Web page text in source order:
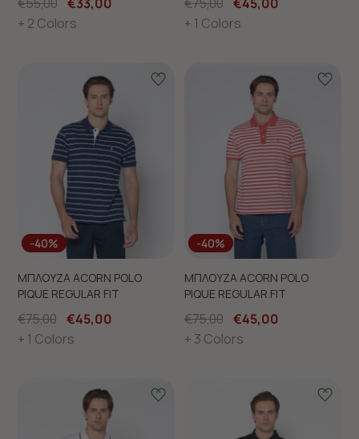
+ 2 Colors
+ 1 Colors
-40%
ΜΠΛΟΥΖΑ ACORN POLO
PIQUE REGULAR FIT
€75,00 €45,00
+ 1 Colors
-40%
ΜΠΛΟΥΖΑ ACORN POLO
PIQUE REGULAR FIT
€75,00 €45,00
+ 3 Colors